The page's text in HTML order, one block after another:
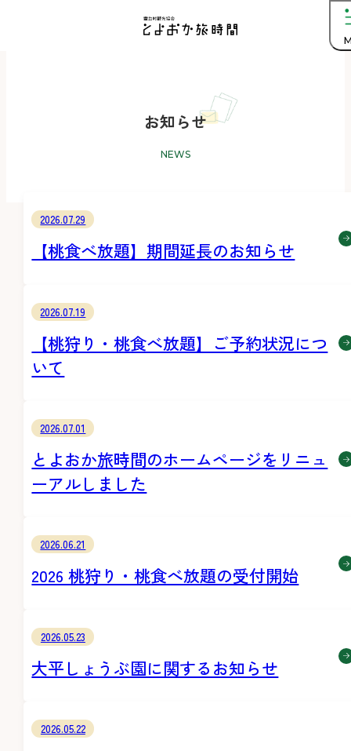
お知らせ
NEWS
2026.07.29
【桃食べ放題】期間延長のお知らせ
2026.07.19
【桃狩り・桃食べ放題】ご予約状況につ
いて
2026.07.01
とよおか旅時間のホームページをリニュ
ーアルしました
2026.06.21
2026 桃狩り・桃食べ放題の受付開始
2026.05.23
大平しょうぶ園に関するお知らせ
2026.05.22